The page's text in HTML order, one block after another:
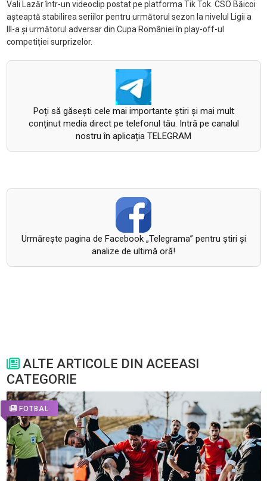
Vali Lazăr într-un videoclip postat pe platforma Tik Tok. CSO Băicoi
așteaptă stabilirea seriilor pentru următorul sezon la nivelul Ligii a
III-a și următorul adversar din Cupa României în play-off-ul
competiției surprizelor.
Poți să găsești cele mai importante știri și mai mult
conținut media direct pe telefonul tău. Intră pe canalul
nostru în aplicația TELEGRAM
Urmăreşte pagina de Facebook „Telegrama” pentru ştiri şi
analize de ultimă oră!
ALTE ARTICOLE DIN ACEEASI
CATEGORIE
FOTBAL